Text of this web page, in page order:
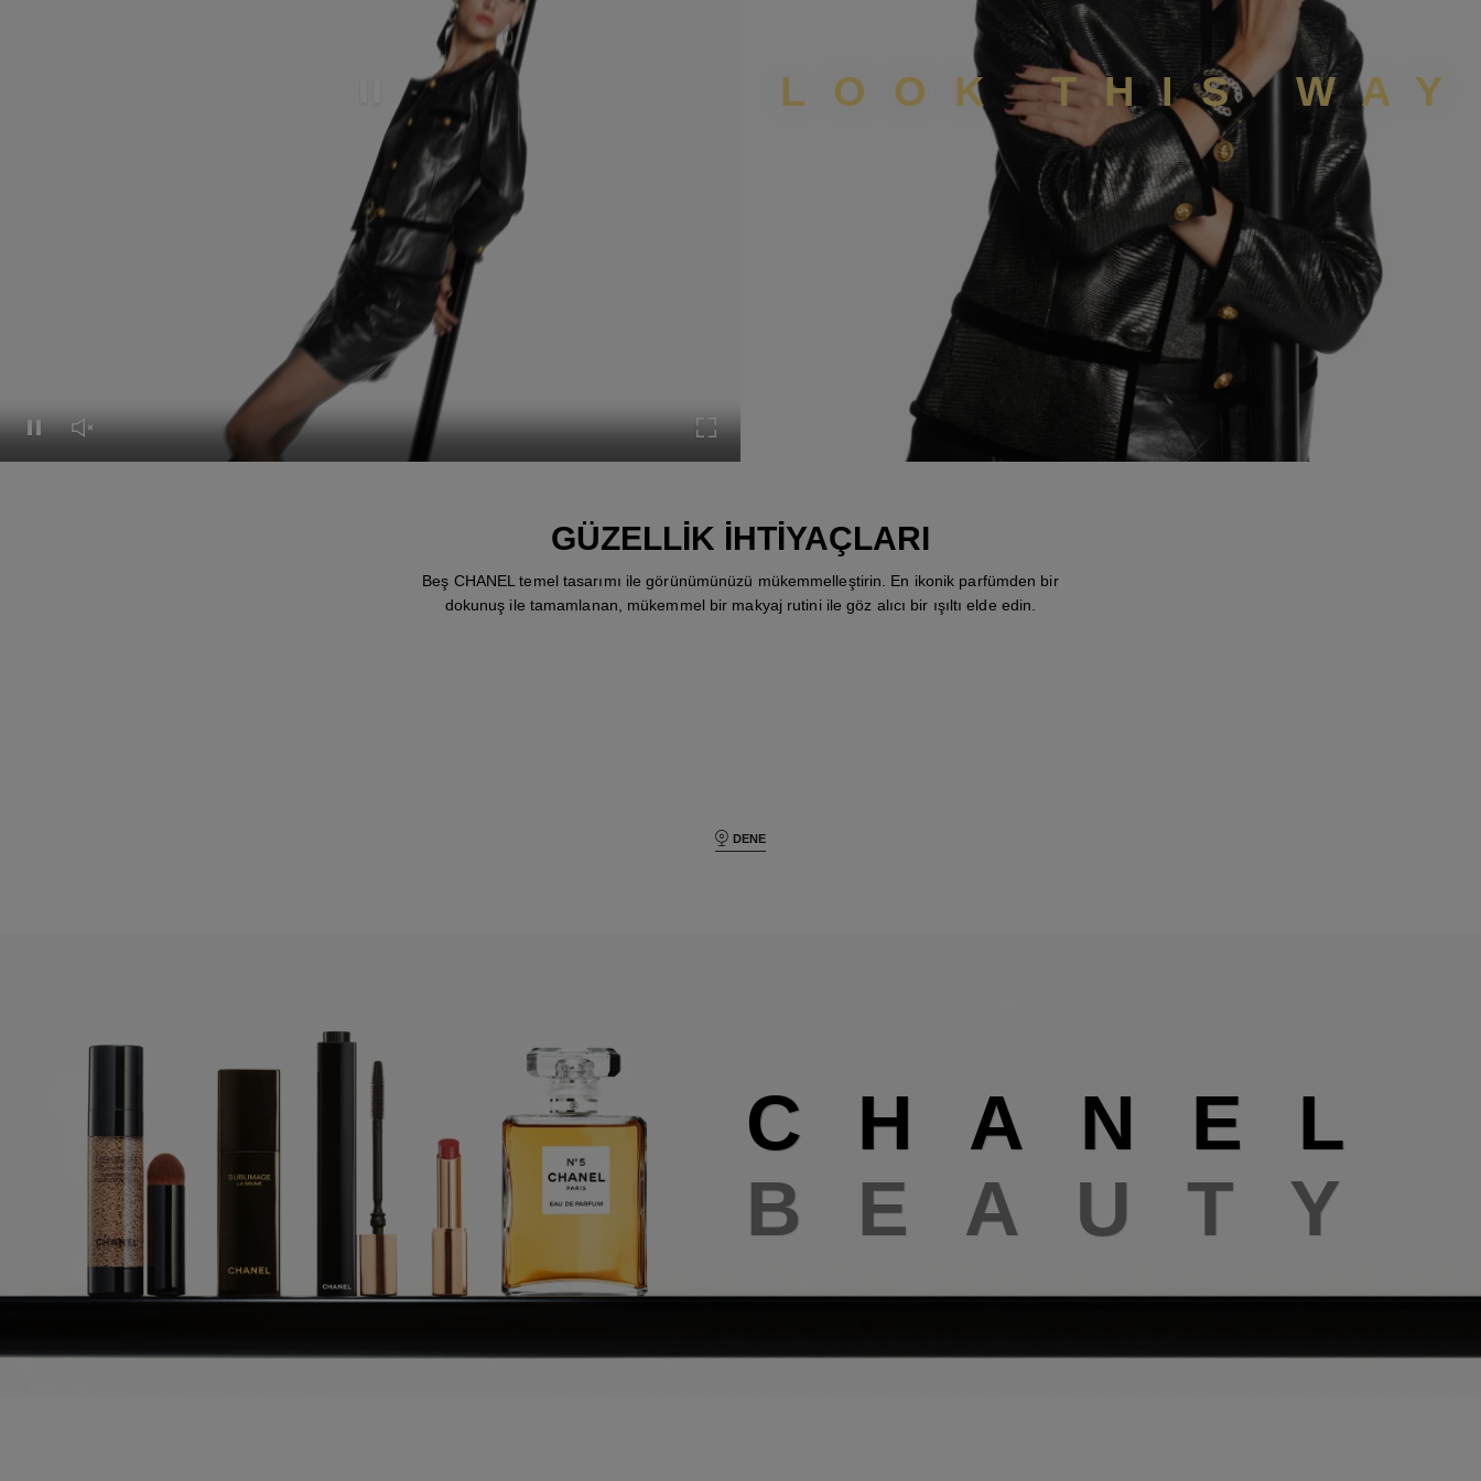
Pause this video
Pause this video
Unmute this video Turn on Full screen
LOOK THIS WAY
GÜZELLIK IHTIYAÇLARI
Beş CHANEL temel tasarımı ile görünümünüzü mükemmelleştirin. En ikonik parfümden bir
dokunuş ile tamamlanan, mükemmel bir makyaj rutini ile göz alıcı bir ışıltı elde edin.
DENE
C H A N E L
B E A U T Y